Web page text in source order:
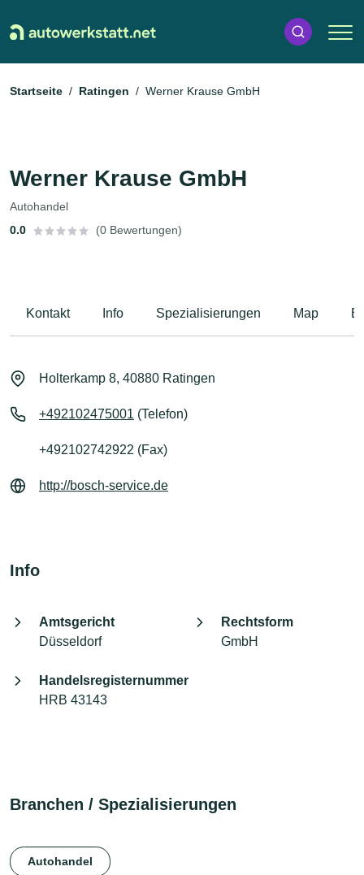
Startseite Ratingen Werner Krause GmbH
Werner Krause GmbH
Autohandel
0.0
(0 Bewertungen)
Kontakt Info Spezialisierungen Map
Holterkamp 8, 40880 Ratingen
+492102475001 (Telefon)
+492102742922 (Fax)
http://bosch-service.de
Info
Amtsgericht
Düsseldorf
Rechtsform
GmbH
Handelsregisternummer
HRB 43143
Branchen / Spezialisierungen
Autohandel